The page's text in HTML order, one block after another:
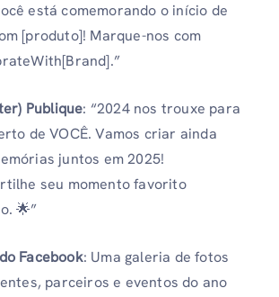
está comemorando o início de
[produto]! Marque-nos com
Publique: “2024 nos trouxe para
de VOCÊ. Vamos criar ainda
juntos em 2025!
seu momento favorito
🌟”
Facebook: Uma galeria de fotos
parceiros e eventos do ano